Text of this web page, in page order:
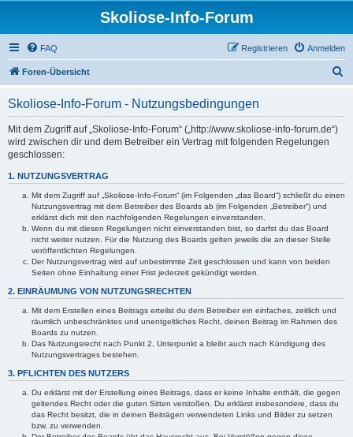
Skoliose-Info-Forum
FAQ Anmelden
Registrieren
Foren-Übersicht
Skoliose-Info-Forum - Nutzungsbedingungen
Mit dem Zugriff auf „Skoliose-Info-Forum“ („http://www.skoliose-info-forum.de“)
wird zwischen dir und dem Betreiber ein Vertrag mit folgenden Regelungen
geschlossen:
1. NUTZUNGSVERTRAG
Mit dem Zugriff auf „Skoliose-Info-Forum“ (im Folgenden „das Board“) schließt du einen
Nutzungsvertrag mit dem Betreiber des Boards ab (im Folgenden „Betreiber“) und
erklärst dich mit den nachfolgenden Regelungen einverstanden.
Wenn du mit diesen Regelungen nicht einverstanden bist, so darfst du das Board
nicht weiter nutzen. Für die Nutzung des Boards gelten jeweils die an dieser Stelle
veröffentlichten Regelungen.
Der Nutzungsvertrag wird auf unbestimmte Zeit geschlossen und kann von beiden
Seiten ohne Einhaltung einer Frist jederzeit gekündigt werden.
2. EINRÄUMUNG VON NUTZUNGSRECHTEN
Mit dem Erstellen eines Beitrags erteilst du dem Betreiber ein einfaches, zeitlich und
räumlich unbeschränktes und unentgeltliches Recht, deinen Beitrag im Rahmen des
Boards zu nutzen.
Das Nutzungsrecht nach Punkt 2, Unterpunkt a bleibt auch nach Kündigung des
Nutzungsvertrages bestehen.
3. PFLICHTEN DES NUTZERS
Du erklärst mit der Erstellung eines Beitrags, dass er keine Inhalte enthält, die gegen
geltendes Recht oder die guten Sitten verstoßen. Du erklärst insbesondere, dass du
das Recht besitzt, die in deinen Beiträgen verwendeten Links und Bilder zu setzen
bzw. zu verwenden.